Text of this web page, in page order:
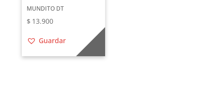
MUNDITO DT
$ 13.900
Guardar